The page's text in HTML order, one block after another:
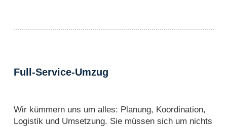
Full-Service-Umzug
Wir kümmern uns um alles: Planung, Koordination,
Logistik und Umsetzung. Sie müssen sich um nichts